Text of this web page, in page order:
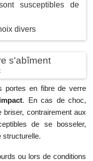
susceptibles de
divers
s'abîment
portes en fibre de verre
. En cas de choc,
contrairement aux
de se bosseler,
structurelle.
ou lors de conditions